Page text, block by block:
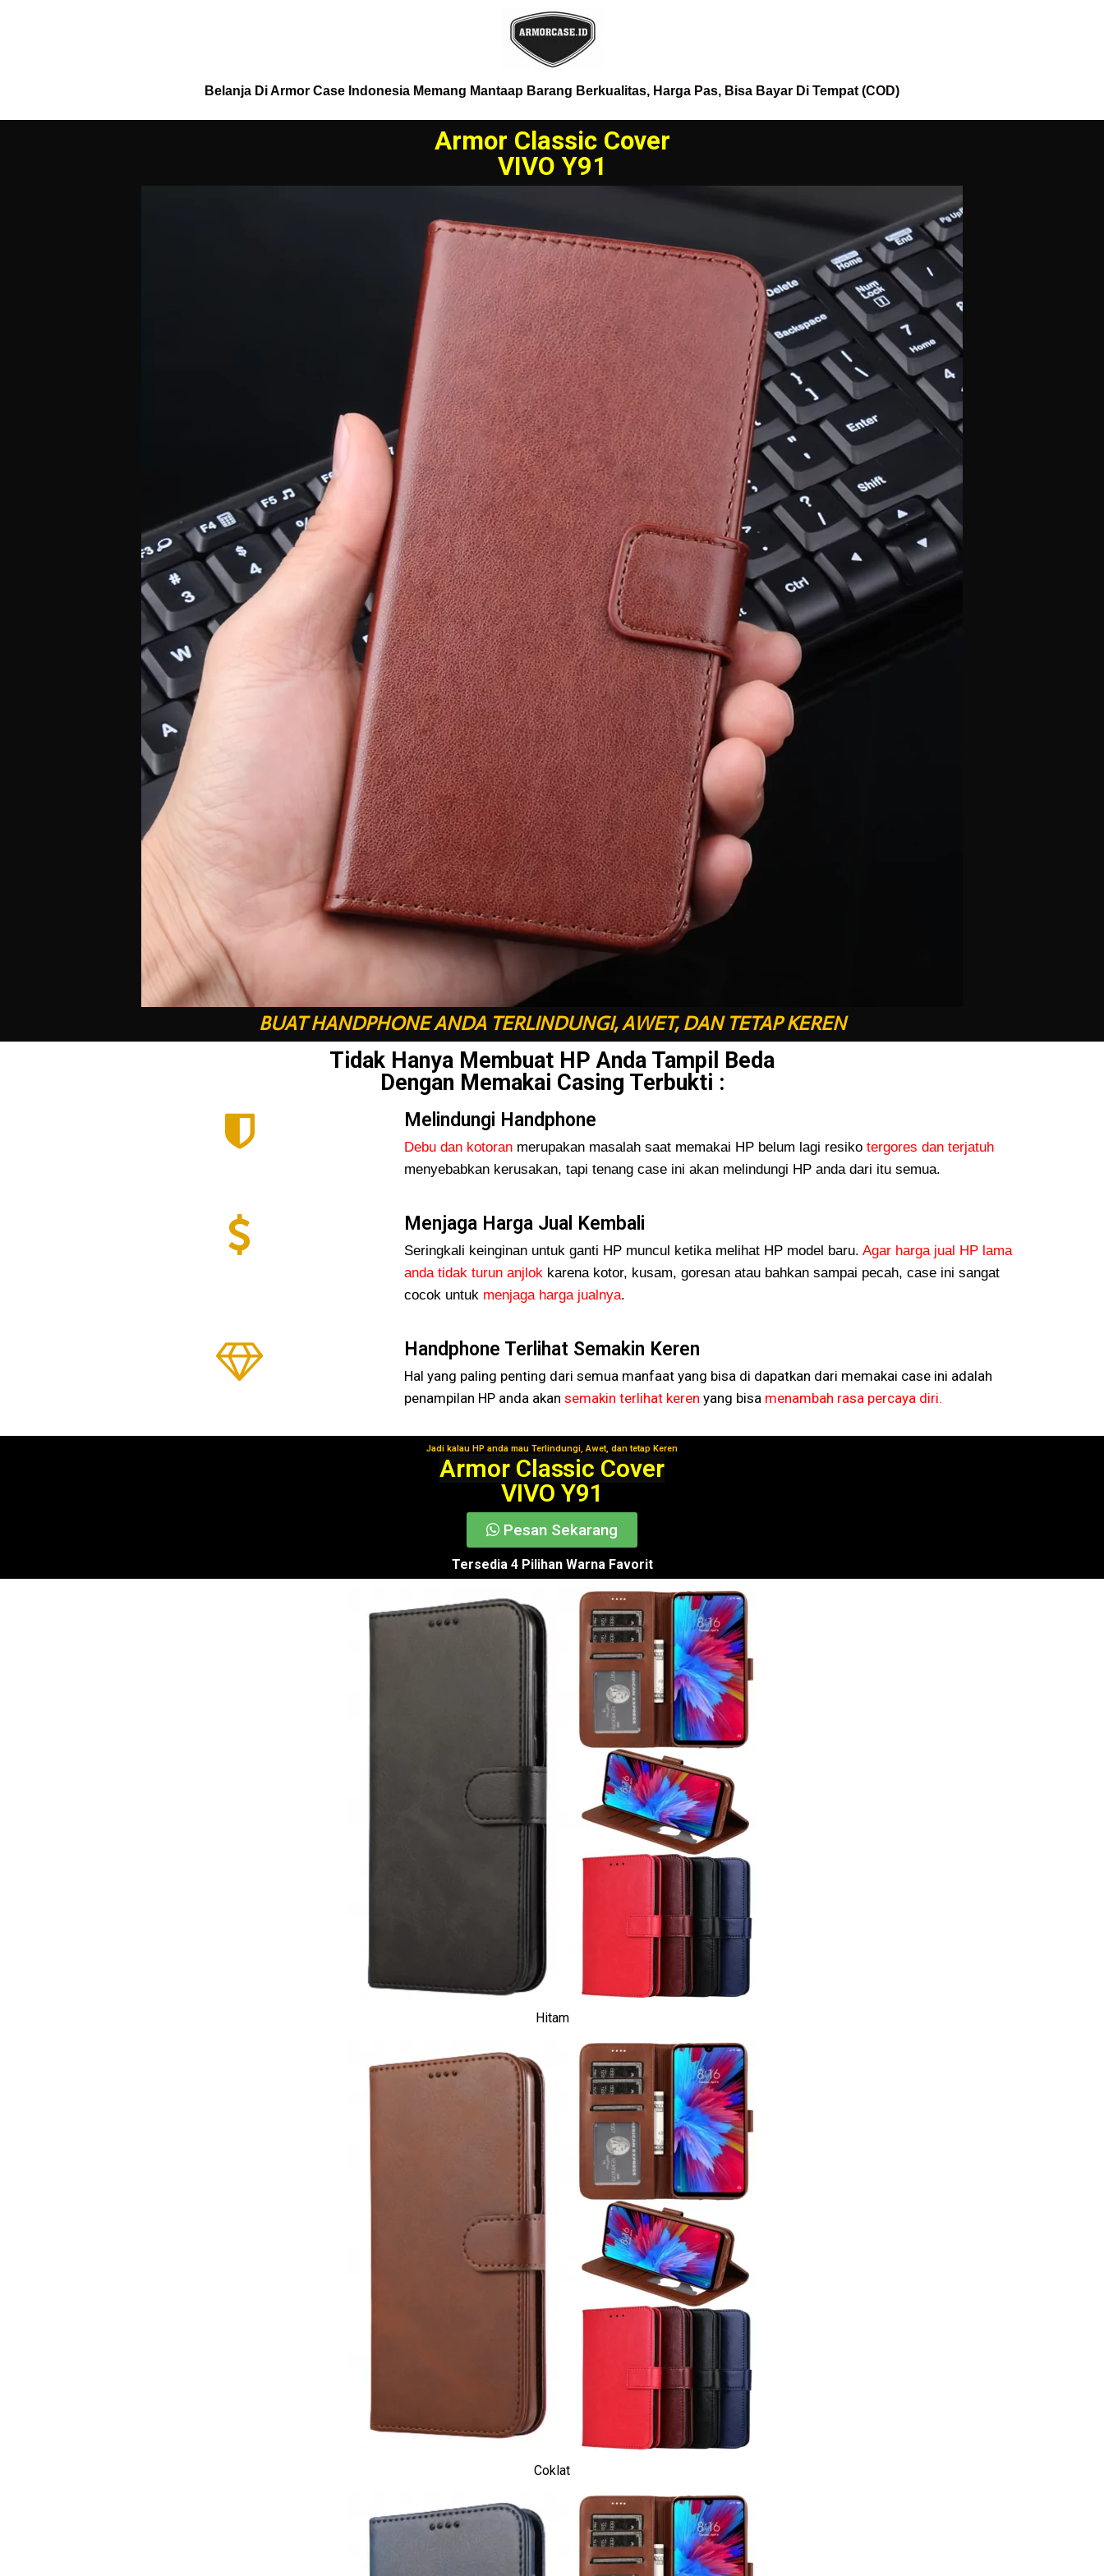
Belanja Di Armor Case Indonesia Memang Mantaap Barang Berkualitas, Harga Pas, Bisa Bayar Di Tempat (COD)
Armor Classic Cover
VIVO Y91
BUAT HANDPHONE ANDA TERLINDUNGI, AWET, DAN TETAP KEREN
Tidak Hanya Membuat HP Anda Tampil Beda
Dengan Memakai Casing Terbukti :
Melindungi Handphone
Debu dan kotoran merupakan masalah saat memakai HP belum lagi resiko tergores dan terjatuh
menyebabkan kerusakan, tapi tenang case ini akan melindungi HP anda dari itu semua.
Menjaga Harga Jual Kembali
Seringkali keinginan untuk ganti HP muncul ketika melihat HP model baru. Agar harga jual HP lama
anda tidak turun anjlokkarena kotor, kusam, goresan atau bahkan sampai pecah, case ini sangat
cocok untuk menjaga harga jualnya.
Handphone Terlihat Semakin Keren
Hal yang paling penting dari semua manfaat yang bisa di dapatkan dari memakai case ini adalah
penampilan HP anda akan semakin terlihat keren yang bisa menambah rasa percaya diri.
Jadi kalau HP anda mau Terlindungi, Awet, dan tetap Keren
Segera Gunakan!
Armor Classic Cover
VIVO Y91
Pesan Sekarang
Tersedia 4 Pilihan Warna Favorit
Hitam
Coklat